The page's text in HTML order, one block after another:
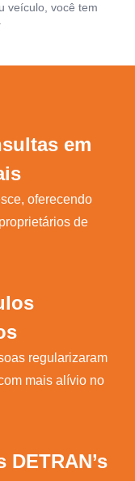
veículo, você tem
em
oferecendo
de
regularizaram
mais alívio no